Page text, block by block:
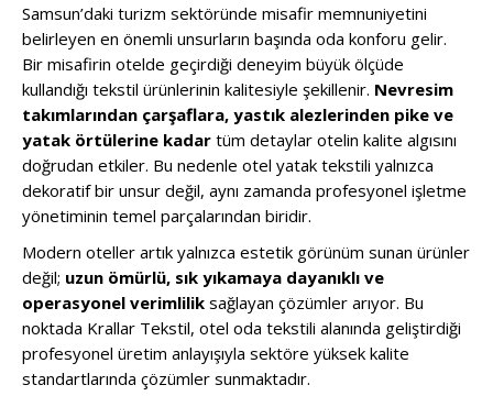
Samsun’daki turizm sektöründe misafir memnuniyetini
belirleyen en önemli unsurların başında oda konforu gelir.
Bir misafirin otelde geçirdiği deneyim büyük ölçüde
kullandığı tekstil ürünlerinin kalitesiyle şekillenir. Nevresim
takımlarından çarşaflara, yastık alezlerinden pike ve
yatak örtülerine kadar tüm detaylar otelin kalite algısını
doğrudan etkiler. Bu nedenle otel yatak tekstili yalnızca
dekoratif bir unsur değil, aynı zamanda profesyonel işletme
yönetiminin temel parçalarından biridir.
Modern oteller artık yalnızca estetik görünüm sunan ürünler
değil; uzun ömürlü, sık yıkamaya dayanıklı ve
operasyonel verimlilik sağlayan çözümler arıyor. Bu
noktada Krallar Tekstil, otel oda tekstili alanında geliştirdiği
profesyonel üretim anlayışıyla sektöre yüksek kalite
standartlarında çözümler sunmaktadır.